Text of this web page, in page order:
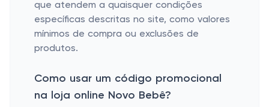
que atendem a quaisquer condições
específicas descritas no site, como valores
mínimos de compra ou exclusões de
produtos.
Como usar um código promocional
na loja online Novo Bebê?